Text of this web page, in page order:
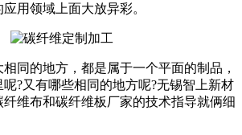
用领域上面大放异彩。
同的地方，都是属于一个平面的制品，
?又有哪些相同的地方呢?无锡智上新材
维布和碳纤维板厂家的技术指导就俩细